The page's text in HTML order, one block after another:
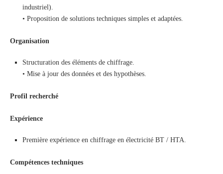
industriel).
• Proposition de solutions techniques simples et adaptées.
Organisation
Structuration des éléments de chiffrage.
• Mise à jour des données et des hypothèses.
Profil recherché
Expérience
Première expérience en chiffrage en électricité BT / HTA.
Compétences techniques